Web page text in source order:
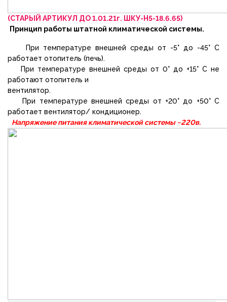
(СТАРЫЙ АРТИКУЛ ДО 1.01.21г. ШКУ-Н5-18.6.65)
Принцип работы штатной климатической системы.
При температуре внешней среды от -5° до -45° С
работает отопитель (печь).
При температуре внешней среды от 0° до +15° С не
работают отопитель и
вентилятор.
При температуре внешней среды от +20° до +50° С
работает вентилятор/ кондиционер.
Напряжение питания климатической системы ~220в.